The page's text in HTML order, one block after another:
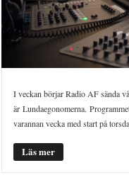
I veckan börjar Radio AF sända
är Lundaegonomerna.
varannan vecka med start på
Läs mer